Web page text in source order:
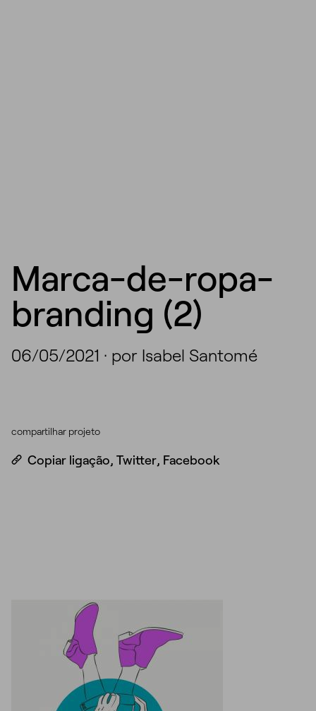
Marca-de-ropa-
branding (2)
06/05/2021 · por Isabel Santomé
compartilhar projeto
Copiar ligação, Twitter, Facebook